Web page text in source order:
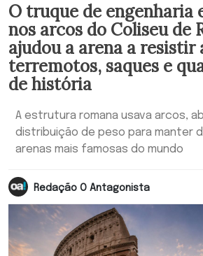
O truque de engenharia
nos arcos do Coliseu de
ajudou a arena a resistir
terremotos, saques e
de história
A estrutura romana usava arcos,
distribuição de peso para manter
arenas mais famosas do mundo
Redação O Antagonista